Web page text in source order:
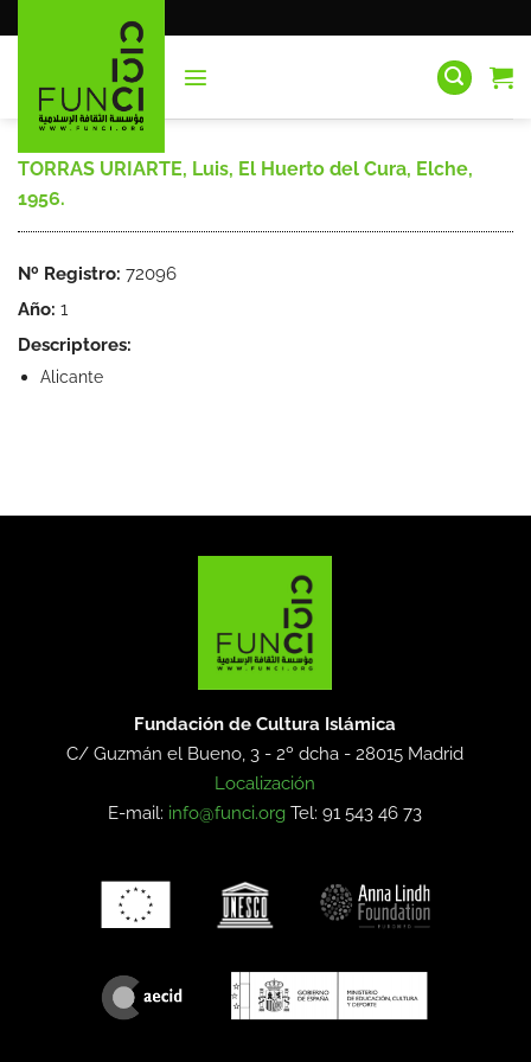
al
TORRAS URIARTE, Luis, El Huerto del Cura, Elche,
1956.
Nº Registro: 72096
Año: 1
Descriptores:
Alicante
Fundación de Cultura Islámica
C/ Guzmán el Bueno, 3 - 2º dcha -28015 Madrid
Localización
E-mail: info@funci.org Tel: 91 543 46 73